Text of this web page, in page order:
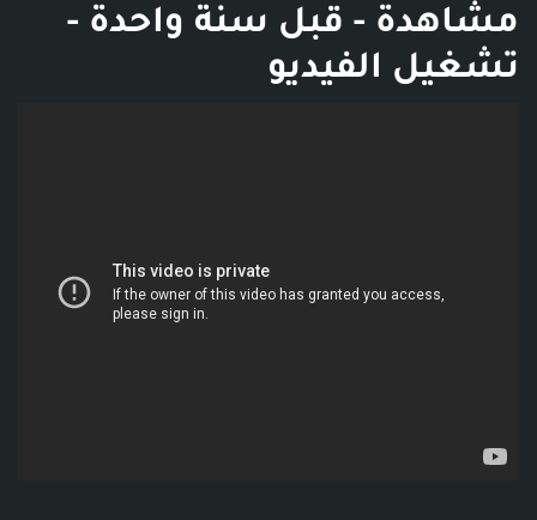
مشاهدة - قبل سنة واحدة -
تشغيل الفيديو